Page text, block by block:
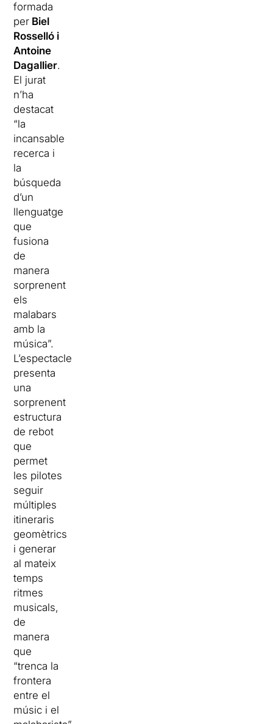
formada
per Biel
Rosselló i
Antoine
Dagallier.
El jurat
n’ha
destacat
“la
incansable
recerca i
la
búsqueda
d’un
llenguatge
que
fusiona
de
manera
sorprenent
els
malabars
amb la
música”.
L’espectacle
presenta
una
sorprenent
estructura
de rebot
que
permet
les pilotes
seguir
múltiples
itineraris
geomètrics
i generar
al mateix
temps
ritmes
musicals,
de
manera
que
“trenca la
frontera
entre el
músic i el